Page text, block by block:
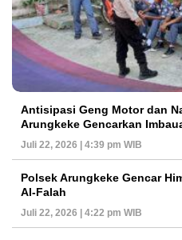
Antisipasi Geng Motor dan
Arungkeke Gencarkan
Juli 22, 2026 | 4:39 pm WIB
Polsek Arungkeke Gencar
Al-Falah
Juli 22, 2026 | 4:22 pm WIB